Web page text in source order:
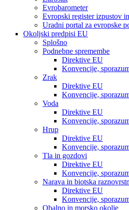
Evrobarometer
Evropski register izpustov
Uradni portal za evropske
Okoljski predpisi EU
Splošno
Podnebne spremembe
Direktive EU
Konvencije,
Zrak
Direktive EU
Konvencije,
Voda
Direktive EU
Konvencije,
Hrup
Direktive EU
Konvencije,
Tla in gozdovi
Direktive EU
Konvencije,
Narava in biotska
Direktive EU
Konvencije,
Obalno in morsko okolje